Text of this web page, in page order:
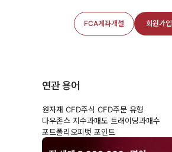
FCA계좌개설 회원가입
연관 용어
원자재 CFD주식 CFD주문 유형
다우존스 지수과매도 트래이딩과매수
포트폴리오피벗 포인트